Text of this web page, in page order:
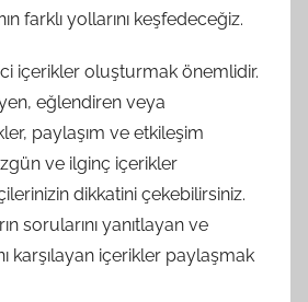
farklı yollarını keşfedeceğiz.
içerikler oluşturmak önemlidir.
eğlendiren veya
paylaşım ve etkileşim
ve ilginç içerikler
dikkatini çekebilirsiniz.
sorularını yanıtlayan ve
karşılayan içerikler paylaşmak